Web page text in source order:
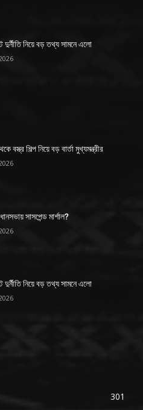
দুর্নীতি নিয়ে বড় তথ্য সামনে এলো
বস্ত্র শিল্প নিয়ে বড় বার্তা মুখ্যমন্ত্রীর
সাসপেন্ড মার্শাল?
দুর্নীতি নিয়ে বড় তথ্য সামনে এলো
301